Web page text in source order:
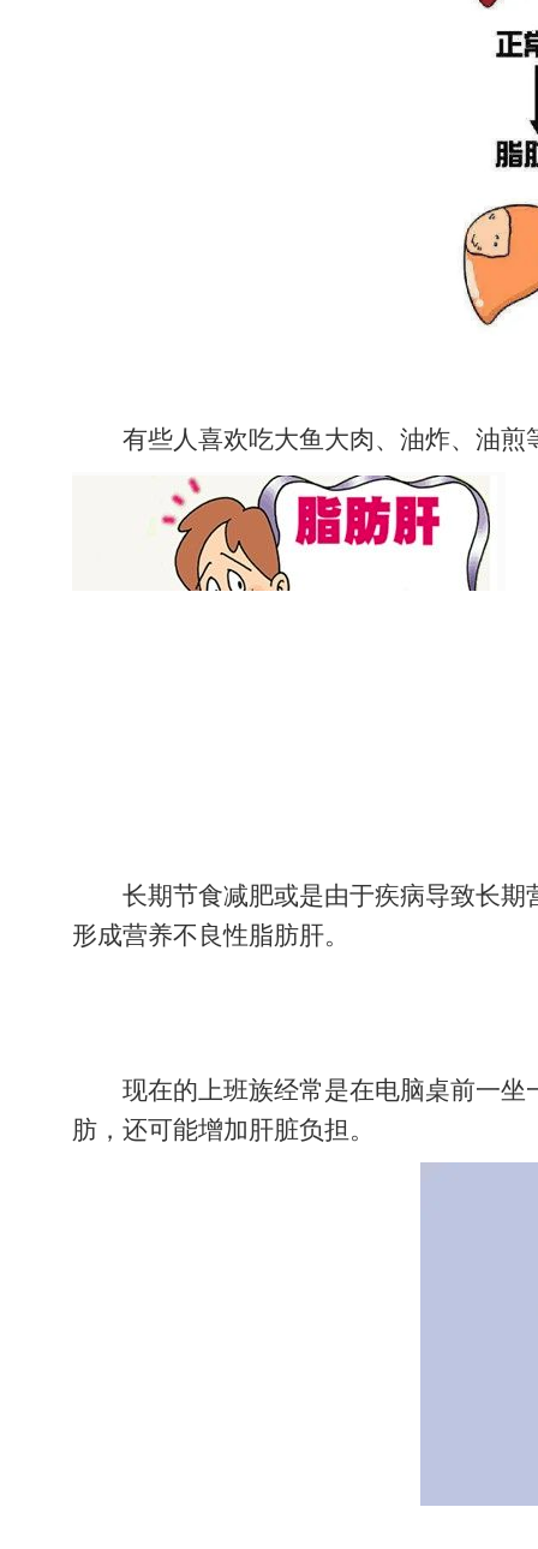
有些人喜欢吃大鱼大肉、油炸、油
长期节食减肥或是由于疾病导致长
形成营养不良性脂肪肝。
现在的上班族经常是在电脑桌前一
肪，还可能增加肝脏负担。